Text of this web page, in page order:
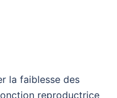
la faiblesse des
reproductrice